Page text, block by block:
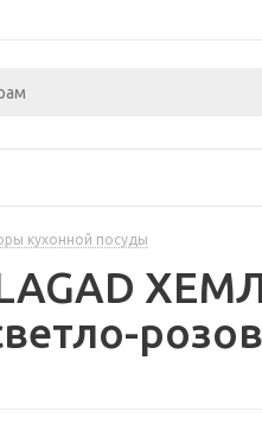
кухонной посуды